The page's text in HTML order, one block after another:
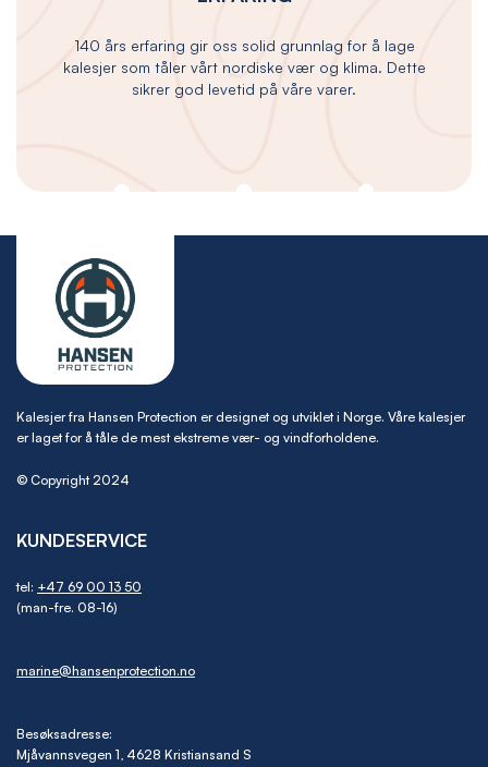
140 års erfaring gir oss solid grunnlag for å lage
kalesjer som tåler vårt nordiske vær og klima. Dette
sikrer god levetid på våre varer.
Kalesjer fra Hansen Protection er designet og utviklet i Norge. Våre kalesjer
er laget for å tåle de mest ekstreme vær- og vindforholdene.
© Copyright 2024
KUNDESERVICE
tel: +47 69 00 13 50
(man-fre. 08-16)
marine@hansenprotection.no
Besøksadresse:
Mjåvannsvegen 1, 4628 Kristiansand S